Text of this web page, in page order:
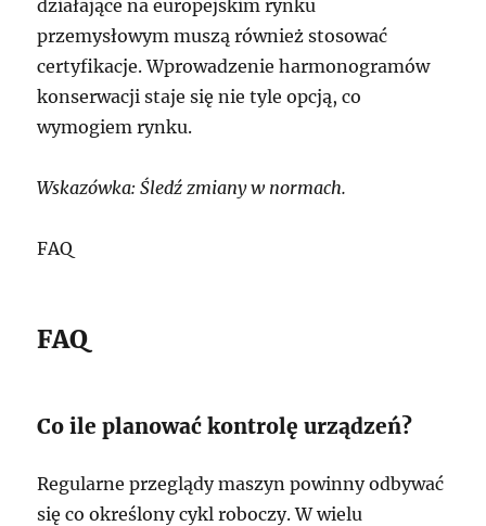
działające na europejskim rynku
przemysłowym muszą również stosować
certyfikacje. Wprowadzenie harmonogramów
konserwacji staje się nie tyle opcją, co
wymogiem rynku.
Wskazówka: Śledź zmiany w normach.
FAQ
FAQ
Co ile planować kontrolę urządzeń?
Regularne przeglądy maszyn powinny odbywać
się co określony cykl roboczy. W wielu